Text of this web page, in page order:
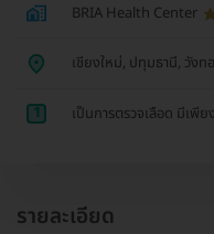
BRIA Health Center
เชียงใหม่, ปทุมธานี, วังท
1 เป็นการตรวจเลือด มีเพี
รายละเอียด